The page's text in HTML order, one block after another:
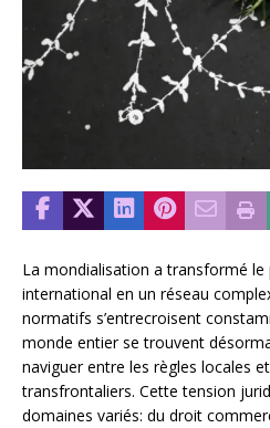
La mondialisation a transformé le
international en un réseau
normatifs s’entrecroisent
monde entier se trouvent
naviguer entre les règles locales
transfrontaliers. Cette tension
domaines variés: du droit